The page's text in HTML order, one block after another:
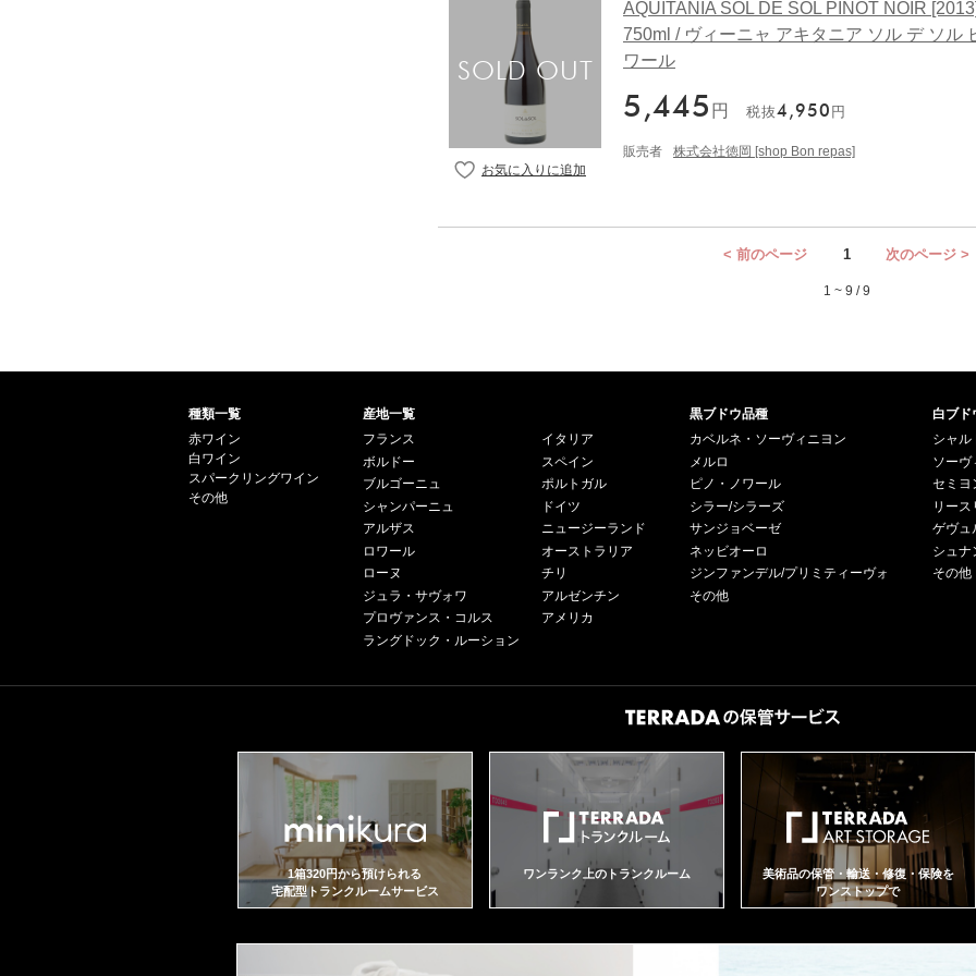
AQUITANIA SOL DE SOL PINOT NOIR [2013]
750ml / ヴィーニャ アキタニア ソル デ ソル
ワール
5,445 円 税抜4,950 円
販売者 株式会社徳岡 [shop Bon repas]
< 前のページ 1 次のページ >
1 ~ 9 / 9
種類一覧
赤ワイン
白ワイン
スパークリングワイン
その他
産地一覧
フランス
ボルドー
ブルゴーニュ
シャンパーニュ
アルザス
ロワール
ローヌ
ジュラ・サヴォワ
プロヴァンス・コルス
ラングドック・ルーション
イタリア
スペイン
ポルトガル
ドイツ
ニュージーランド
オーストラリア
チリ
アルゼンチン
アメリカ
黒ブドウ品種
カベルネ・ソーヴィニヨン
メルロ
ピノ・ノワール
シラー/シラーズ
サンジョベーゼ
ネッビオーロ
ジンファンデル/プリミティーヴォ
その他
白ブド
シャル
ソーヴ
セミヨ
リース
ゲヴュ
シュナ
その他
1箱320円から預けられる
宅配型トランクルームサービス
ワンランク上のトランクルーム
美術品の保管・輸送・修復・保険を
ワンストップで